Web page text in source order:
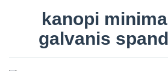
kanopi
galvanis